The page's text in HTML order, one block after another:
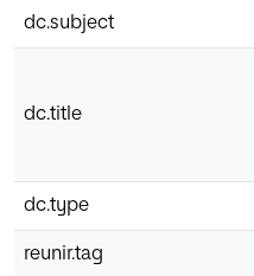
dc.subject
dc.title
dc.type
reunir.tag